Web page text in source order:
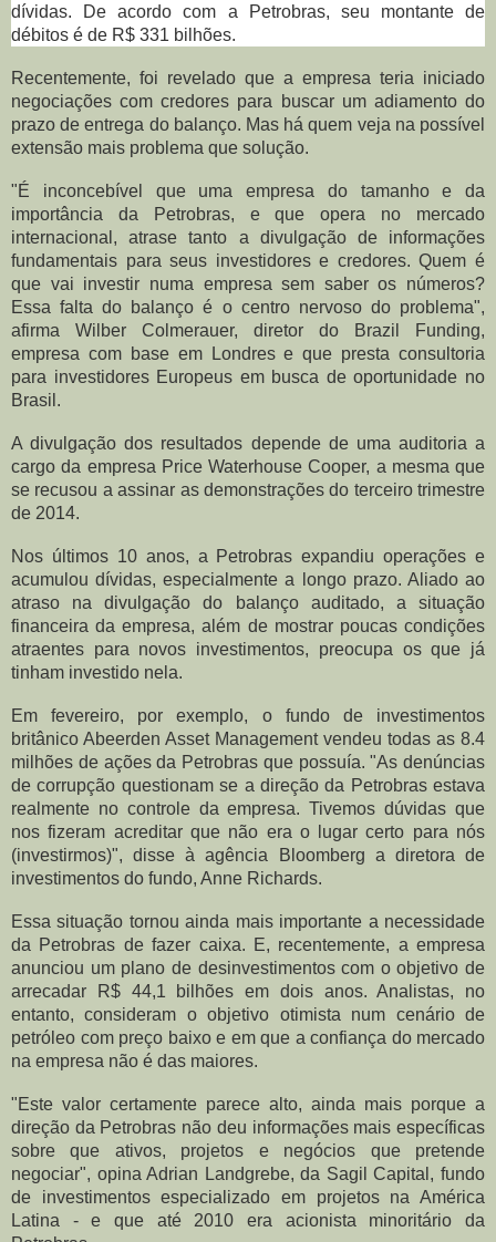
dívidas. De acordo com a Petrobras, seu montante de
débitos é de R$ 331 bilhões.
Recentemente, foi revelado que a empresa teria iniciado
negociações com credores para buscar um adiamento do
prazo de entrega do balanço. Mas há quem veja na possível
extensão mais problema que solução.
"É inconcebível que uma empresa do tamanho e da
importância da Petrobras, e que opera no mercado
internacional, atrase tanto a divulgação de informações
fundamentais para seus investidores e credores. Quem é
que vai investir numa empresa sem saber os números?
Essa falta do balanço é o centro nervoso do problema",
afirma Wilber Colmerauer, diretor do Brazil Funding,
empresa com base em Londres e que presta consultoria
para investidores Europeus em busca de oportunidade no
Brasil.
A divulgação dos resultados depende de uma auditoria a
cargo da empresa Price Waterhouse Cooper, a mesma que
se recusou a assinar as demonstrações do terceiro trimestre
de 2014.
Nos últimos 10 anos, a Petrobras expandiu operações e
acumulou dívidas, especialmente a longo prazo. Aliado ao
atraso na divulgação do balanço auditado, a situação
financeira da empresa, além de mostrar poucas condições
atraentes para novos investimentos, preocupa os que já
tinham investido nela.
Em fevereiro, por exemplo, o fundo de investimentos
britânico Abeerden Asset Management vendeu todas as 8.4
milhões de ações da Petrobras que possuía. "As denúncias
de corrupção questionam se a direção da Petrobras estava
realmente no controle da empresa. Tivemos dúvidas que
nos fizeram acreditar que não era o lugar certo para nós
(investirmos)", disse à agência Bloomberg a diretora de
investimentos do fundo, Anne Richards.
Essa situação tornou ainda mais importante a necessidade
da Petrobras de fazer caixa. E, recentemente, a empresa
anunciou um plano de desinvestimentos com o objetivo de
arrecadar R$ 44,1 bilhões em dois anos. Analistas, no
entanto, consideram o objetivo otimista num cenário de
petróleo com preço baixo e em que a confiança do mercado
na empresa não é das maiores.
"Este valor certamente parece alto, ainda mais porque a
direção da Petrobras não deu informações mais específicas
sobre que ativos, projetos e negócios que pretende
negociar", opina Adrian Landgrebe, da Sagil Capital, fundo
de investimentos especializado em projetos na América
Latina - e que até 2010 era acionista minoritário da